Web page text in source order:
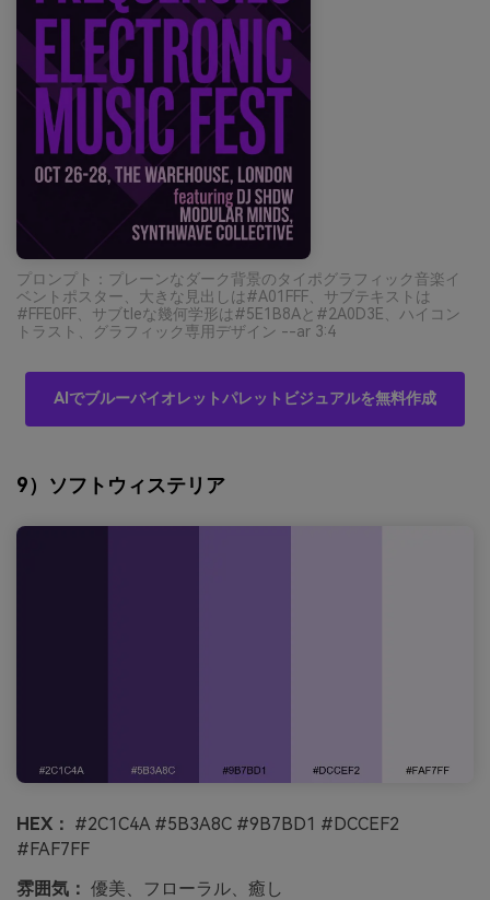
プロンプト：プレーンなダーク背景のタイポグラフィック音楽イ
ベントポスター、大きな見出しは#A01FFF、サブテキストは
#FFE0FF、サブtleな幾何学形は#5E1B8Aと#2A0D3E、ハイコン
トラスト、グラフィック専用デザイン --ar 3:4
AIでブルーバイオレットパレットビジュアルを無料作成
9）ソフトウィステリア
HEX： #2C1C4A #5B3A8C #9B7BD1 #DCCEF2
#FAF7FF
雰囲気： 優美、フローラル、癒し